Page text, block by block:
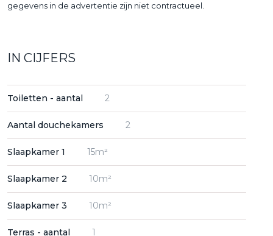
gegevens in de advertentie zijn niet contractueel.
IN CIJFERS
Toiletten - aantal 2
Aantal douchekamers 2
Slaapkamer 1 15m²
Slaapkamer 2 10m²
Slaapkamer 3 10m²
Terras - aantal 1